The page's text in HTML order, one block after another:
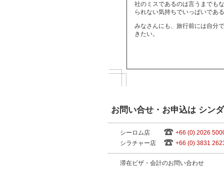
社のミスであるのは言うまでも
られない気持ちでいっぱいであ
みなさんにも、旅行前には自分
きたい。
お問い合せ・お申込は シン
シーロム店
+66 (0) 2026
シラチャー店
+66 (0) 3831
滞在ビザ・会計のお問い合わせ